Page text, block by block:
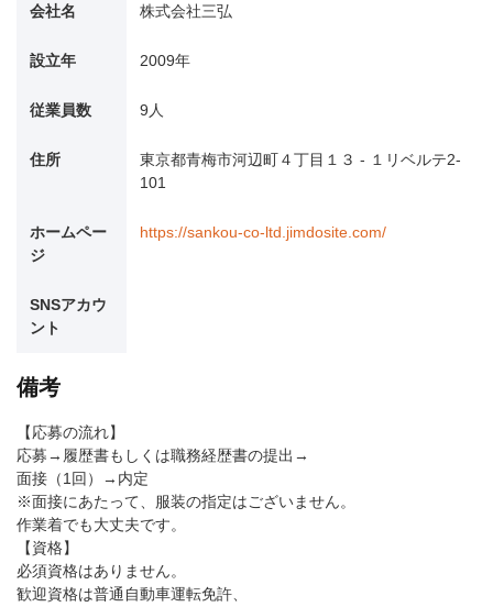
会社名 株式会社三弘
設立年 2009年
従業員数 9人
住所
東京都青梅市河辺町４丁目１３ - １リベルテ2-
101
ホームペー
ジ
https://sankou-co-ltd.jimdosite.com/
SNSアカウ
ント
備考
【応募の流れ】
応募→履歴書もしくは職務経歴書の提出→
面接（1回）→内定
※面接にあたって、服装の指定はございません。
作業着でも大丈夫です。
【資格】
必須資格はありません。
歓迎資格は普通自動車運転免許、